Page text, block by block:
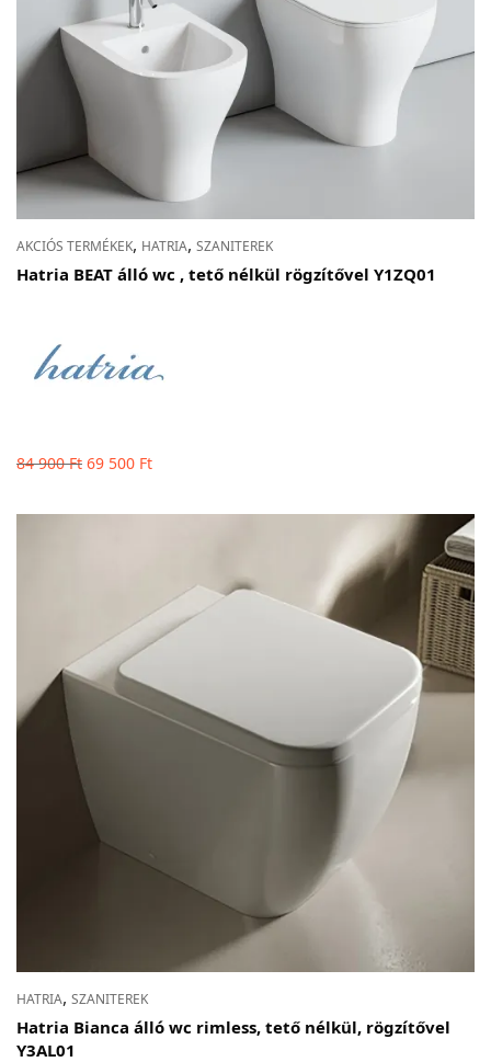
AKCIÓS TERMÉKEK, HATRIA, SZANITEREK
Hatria BEAT álló wc , tető nélkül rögzítővel Y1ZQ01
84 900Ft Original
was: 84
69 500 FtCurrent
is: 69
HATRIA, SZANITEREK
Hatria Bianca álló wc rimless, tető nélkül, rögzítővel
Y3AL01